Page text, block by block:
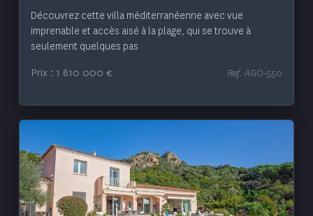
Découvrez cette villa méditerranéenne avec vue
imprenable et accès aisé à la plage, qui se trouve à
seulement quelques pas
Prix : 1 610 000 €
Ref. AGO-550
Voir le bien